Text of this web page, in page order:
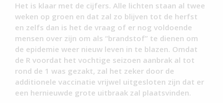
Het is klaar met de cijfers. Alle lichten staan al twee
weken op groen en dat zal zo blijven tot de herfst
en zelfs dan is het de vraag of er nog voldoende
mensen over zijn om als “brandstof” te dienen om
de epidemie weer nieuw leven in te blazen. Omdat
de R voordat het vochtige seizoen aanbrak al tot
rond de 1 was gezakt, zal het zeker door de
additionele vaccinatie vrijwel uitgesloten zijn dat er
een hernieuwde grote uitbraak zal plaatsvinden.